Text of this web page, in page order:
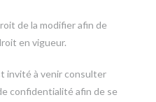
de la modifier afin de
en vigueur.
invité à venir consulter
confidentialité afin de se